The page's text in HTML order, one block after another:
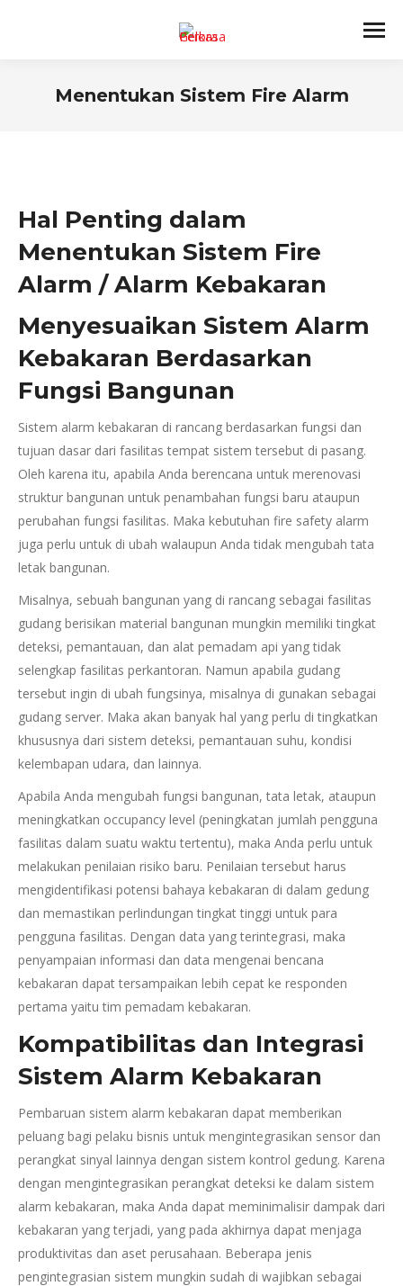
Menentukan Sistem Fire Alarm
Hal Penting dalam
Menentukan Sistem Fire
Alarm / Alarm Kebakaran
Menyesuaikan Sistem Alarm
Kebakaran Berdasarkan
Fungsi Bangunan
Sistem alarm kebakaran di rancang berdasarkan fungsi dan
tujuan dasar dari fasilitas tempat sistem tersebut di pasang.
Oleh karena itu, apabila Anda berencana untuk merenovasi
struktur bangunan untuk penambahan fungsi baru ataupun
perubahan fungsi fasilitas. Maka kebutuhan fire safety alarm
juga perlu untuk di ubah walaupun Anda tidak mengubah tata
letak bangunan.
Misalnya, sebuah bangunan yang di rancang sebagai fasilitas
gudang berisikan material bangunan mungkin memiliki tingkat
deteksi, pemantauan, dan alat pemadam api yang tidak
selengkap fasilitas perkantoran. Namun apabila gudang
tersebut ingin di ubah fungsinya, misalnya di gunakan sebagai
gudang server. Maka akan banyak hal yang perlu di tingkatkan
khususnya dari sistem deteksi, pemantauan suhu, kondisi
kelembapan udara, dan lainnya.
Apabila Anda mengubah fungsi bangunan, tata letak, ataupun
meningkatkan occupancy level (peningkatan jumlah pengguna
fasilitas dalam suatu waktu tertentu), maka Anda perlu untuk
melakukan penilaian risiko baru. Penilaian tersebut harus
mengidentifikasi potensi bahaya kebakaran di dalam gedung
dan memastikan perlindungan tingkat tinggi untuk para
pengguna fasilitas. Dengan data yang terintegrasi, maka
penyampaian informasi dan data mengenai bencana
kebakaran dapat tersampaikan lebih cepat ke responden
pertama yaitu tim pemadam kebakaran.
Kompatibilitas dan Integrasi
Sistem Alarm Kebakaran
Pembaruan sistem alarm kebakaran dapat memberikan
peluang bagi pelaku bisnis untuk mengintegrasikan sensor dan
perangkat sinyal lainnya dengan sistem kontrol gedung. Karena
dengan mengintegrasikan perangkat deteksi ke dalam sistem
alarm kebakaran, maka Anda dapat meminimalisir dampak dari
kebakaran yang terjadi, yang pada akhirnya dapat menjaga
produktivitas dan aset perusahaan. Beberapa jenis
pengintegrasian sistem mungkin sudah di wajibkan sebagai